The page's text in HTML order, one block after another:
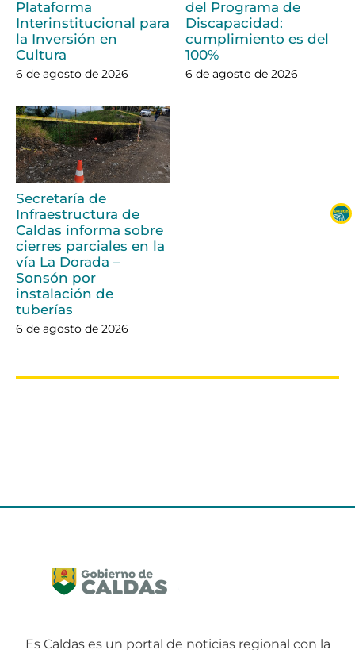
Plataforma
Interinstitucional para
la Inversión en
Cultura
6 de agosto de 2026
del Programa de
Discapacidad:
cumplimiento es del
100%
6 de agosto de 2026
Secretaría de
Infraestructura de
Caldas informa sobre
cierres parciales en la
vía La Dorada –
Sonsón por
instalación de
tuberías
6 de agosto de 2026
Es Caldas es un portal de noticias regional con la